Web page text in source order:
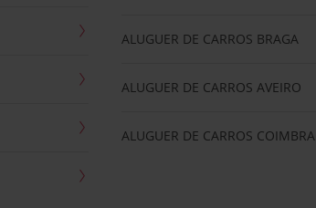
ALUGUER DE CARROS BRAGA
ALUGUER DE CARROS AVEIRO
ALUGUER DE CARROS COIMBRA